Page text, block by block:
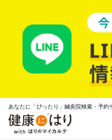
あなたに「ぴったり」鍼灸院検索・予約